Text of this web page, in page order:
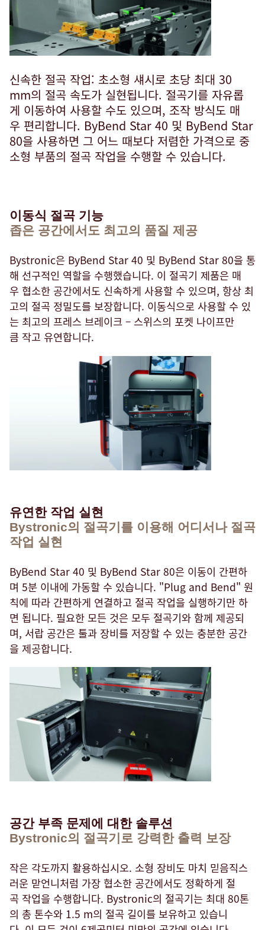
신속한 절곡 작업: 초소형 섀시로 초당 최대 30
mm의 절곡 속도가 실현됩니다. 절곡기를 자유롭
게 이동하여 사용할 수도 있으며, 조작 방식도 매
우 편리합니다. ByBend Star 40 및 ByBend Star
80을 사용하면 그 어느 때보다 저렴한 가격으로 중
소형 부품의 절곡 작업을 수행할 수 있습니다.
이동식 절곡 기능
좁은 공간에서도 최고의 품질 제공
Bystronic은 ByBend Star 40 및 ByBend Star 80을 통
해 선구적인 역할을 수행했습니다. 이 절곡기 제품은 매
우 협소한 공간에서도 신속하게 사용할 수 있으며, 항상 최
고의 절곡 정밀도를 보장합니다. 이동식으로 사용할 수 있
는 최고의 프레스 브레이크 – 스위스의 포켓 나이프만
큼 작고 유연합니다.
유연한 작업 실현
Bystronic의 절곡기를 이용해 어디서나 절곡
작업 실현
ByBend Star 40 및 ByBend Star 80은 이동이 간편하
며 5분 이내에 가동할 수 있습니다. "Plug and Bend" 원
칙에 따라 간편하게 연결하고 절곡 작업을 실행하기만 하
면 됩니다. 필요한 모든 것은 모두 절곡기와 함께 제공되
며, 서랍 공간은 툴과 장비를 저장할 수 있는 충분한 공간
을 제공합니다.
공간 부족 문제에 대한 솔루션
Bystronic의 절곡기로 강력한 출력 보장
작은 각도까지 활용하십시오. 소형 장비도 마치 믿음직스
러운 맏언니처럼 가장 협소한 공간에서도 정확하게 절
곡 작업을 수행합니다. Bystronic의 절곡기는 최대 80톤
의 총 톤수와 1.5 m의 절곡 길이를 보유하고 있습니